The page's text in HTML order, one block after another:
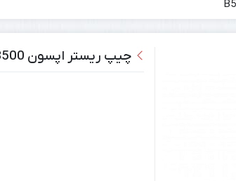
چیپ ریستر اپسون B500